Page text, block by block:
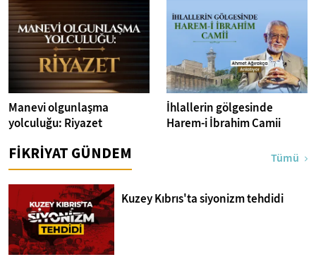
Manevi olgunlaşma
yolculuğu: Riyazet
İhlallerin gölgesinde
Harem-i İbrahim Camii
FİKRİYAT GÜNDEM Tümü
Kuzey Kıbrıs'ta siyonizm tehdidi